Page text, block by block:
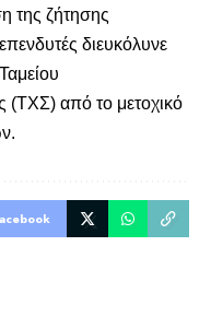
της ζήτησης
διευκόλυνε
(ΤΧΣ) από το μετοχικό